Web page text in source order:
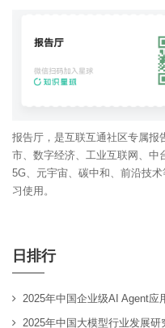
报告厅，是互联互通社区专属报
市、数字经济、工业互联网、中
5G、元宇宙、碳中和、前沿技
习使用。
日排行
2025年中国企业级AI Agent应
2025年中国大模型行业发展研